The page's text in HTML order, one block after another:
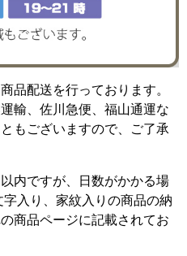
品配送を行っております。
輸、佐川急便、福山通運な
もございますので、ご了承
内ですが、日数がかかる場
入り、家紋入りの商品の納
商品ページに記載されてお